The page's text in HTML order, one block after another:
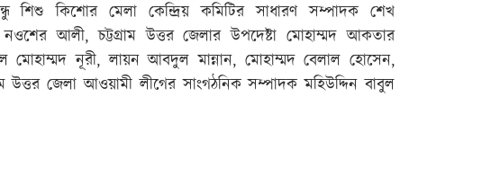
শিশু কিশোর মেলা কেন্দ্রিয় কমিটির সাধারণ সম্পাদক শেখ
আলী, চট্টগ্রাম উত্তর জেলার উপদেষ্টা মোহাম্মদ আকতার
নূরী, লায়ন আবদুল মান্নান, মোহাম্মদ বেলাল হোসেন,
উত্তর জেলা আওয়ামী লীগের সাংগঠনিক সম্পাদক মহিউদ্দিন বাবুল